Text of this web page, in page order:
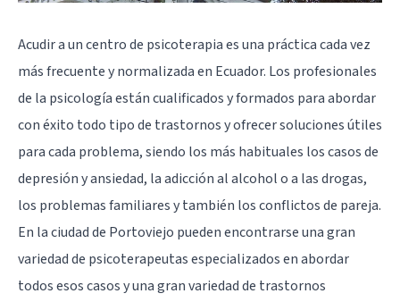
Acudir a un centro de psicoterapia es una práctica cada vez
más frecuente y normalizada en Ecuador. Los profesionales
de la psicología están cualificados y formados para abordar
con éxito todo tipo de trastornos y ofrecer soluciones útiles
para cada problema, siendo los más habituales los casos de
depresión y ansiedad, la adicción al alcohol o a las drogas,
los problemas familiares y también los conflictos de pareja.
En la ciudad de Portoviejo pueden encontrarse una gran
variedad de psicoterapeutas especializados en abordar
todos esos casos y una gran variedad de trastornos